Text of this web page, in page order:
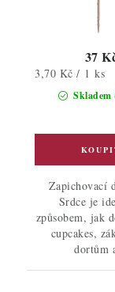
Skladem
37
Měrná
3,70 Kč / 1 ks
Zapichovací
Srdce je
způsobem, jak
cupcakes,
dortům